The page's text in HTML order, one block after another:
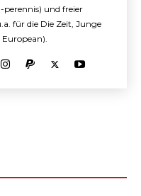
perennis) und freier
für die Die Zeit, Junge
European).